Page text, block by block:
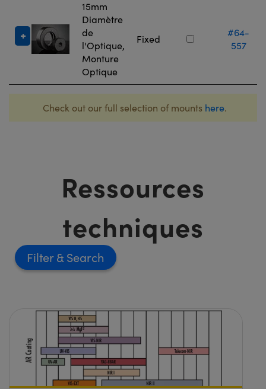
15mm
Diamètre
de
l'Optique,
Monture
Optique
Fixed
#64-
557
Check out our full selection of mounts here.
Ressources
techniques
Filter